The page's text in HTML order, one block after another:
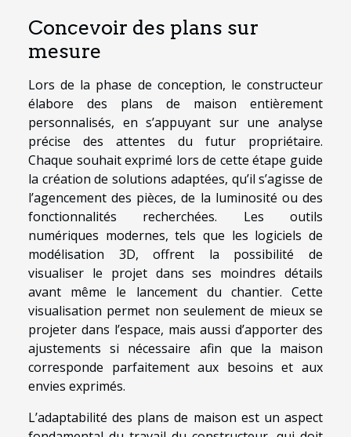
Concevoir des plans sur
mesure
Lors de la phase de conception, le constructeur
élabore des plans de maison entièrement
personnalisés, en s’appuyant sur une analyse
précise des attentes du futur propriétaire.
Chaque souhait exprimé lors de cette étape guide
la création de solutions adaptées, qu’il s’agisse de
l’agencement des pièces, de la luminosité ou des
fonctionnalités recherchées. Les outils
numériques modernes, tels que les logiciels de
modélisation 3D, offrent la possibilité de
visualiser le projet dans ses moindres détails
avant même le lancement du chantier. Cette
visualisation permet non seulement de mieux se
projeter dans l’espace, mais aussi d’apporter des
ajustements si nécessaire afin que la maison
corresponde parfaitement aux besoins et aux
envies exprimés.
L’adaptabilité des plans de maison est un aspect